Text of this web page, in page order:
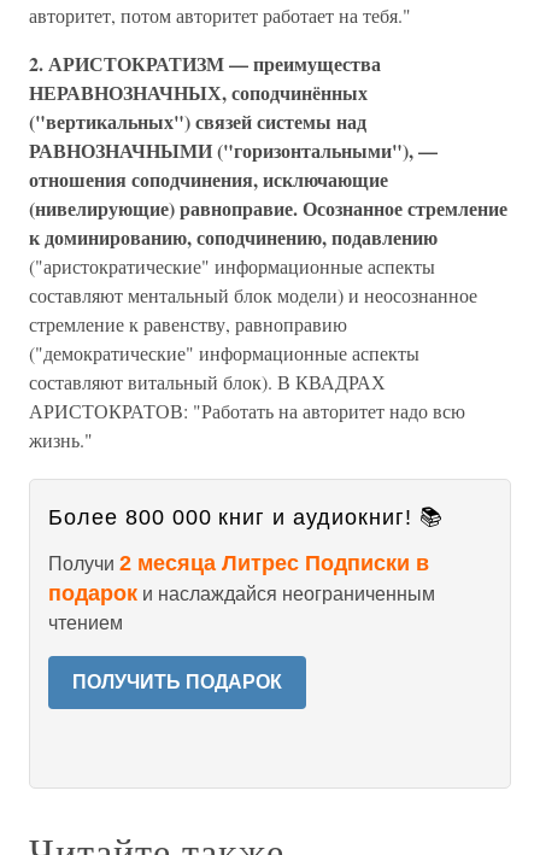
авторитет, потом авторитет работает на тебя."
2.АРИСТОКРАТИЗМ — преимущества
НЕРАВНОЗНАЧНЫХ, соподчинённых
("вертикальных") связей системы над
РАВНОЗНАЧНЫМИ ("горизонтальными"), —
отношения соподчинения, исключающие
(нивелирующие) равноправие. Осознанное стремление
к доминированию, соподчинению, подавлению
("аристократические" информационные аспекты
составляют ментальный блок модели) и неосознанное
стремление к равенству, равноправию
("демократические" информационные аспекты
составляют витальный блок). В КВАДРАХ
АРИСТОКРАТОВ: "Работать на авторитет надо всю
жизнь."
Более 800 000 книг и аудиокниг! 📚
Получи 2 месяца Литрес Подписки в
подарок и наслаждайся неограниченным
чтением
ПОЛУЧИТЬ ПОДАРОК